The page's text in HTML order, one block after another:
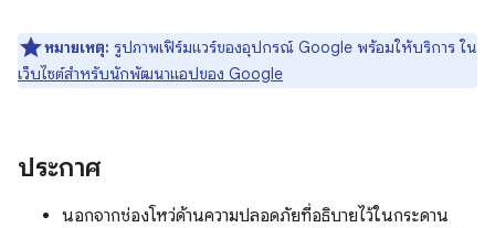
หมายเหตุ: รูปภาพเฟิร์มแวร์ของอุปกรณ์ Google พร้อมให้บริการ ใน
เว็บไซต์สำหรับนักพัฒนาแอปของ Google
ประกาศ
นอกจากช่องโหว่ด้านความปลอดภัยที่อธิบายไว้ในกระดาน